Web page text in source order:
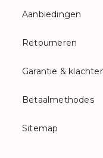
Aanbiedingen
Retourneren
Garantie &
Betaalmethodes
Sitemap